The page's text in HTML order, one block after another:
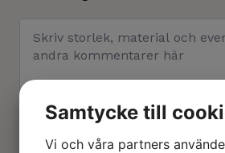
Skriv storlek, material och
kommentarer.
Samtycke till
Vi och våra partners